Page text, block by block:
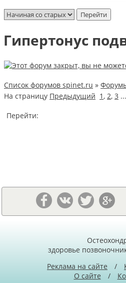
Гипертонус
Список форумов spinet.ru »
На страницу Предыдущий 1 , 2, 3
Перейти:
здоровье
Реклама на сайте
/
О сайте
/